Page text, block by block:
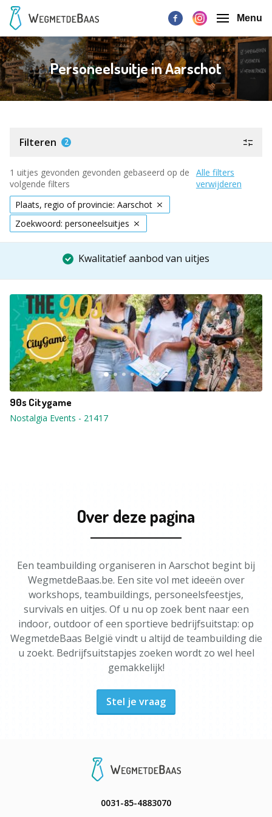
Menu
Personeelsuitje in Aarschot
Filteren 2
1 uitjes gevonden gevonden gebaseerd op de
volgende filters
Alle filters
verwijderen
Plaats, regio of provincie: Aarschot
Zoekwoord: personeelsuitjes
Kwalitatief aanbod van uitjes
90s Citygame
Nostalgia Events - 21417
Over deze pagina
Een teambuilding organiseren in Aarschot begint bij
WegmetdeBaas.be. Een site vol met ideeën over
workshops, teambuildings, personeelsfeestjes,
survivals en uitjes. Of u nu op zoek bent naar een
indoor, outdoor of een sportieve bedrijfsuitstap: op
WegmetdeBaas België vindt u altijd de teambuilding die
u zoekt. Bedrijfsuitstapjes zoeken wordt zo wel heel
gemakkelijk!
Stel je vraag
0031-85-4883070